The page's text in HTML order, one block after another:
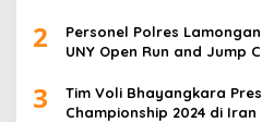
2
Personel Polres
UNY Open Run and Jump
3
Tim Voli Bhayangkara
Championship 2024 di Iran